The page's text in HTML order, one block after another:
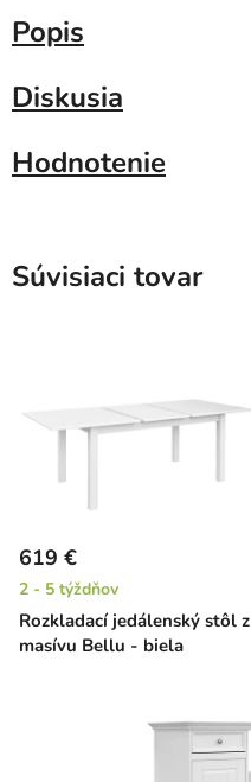
Popis
Diskusia
Hodnotenie
Súvisiaci tovar
Rozkladací jedálenský stôl z
masívu Bellu - biela
619 €
2 - 5 týždňov